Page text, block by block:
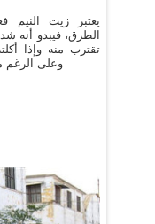
يعتبر زيت النيم
الطرق، فيبدو أنه
تقترب منه وإذا
وعلى الرغم